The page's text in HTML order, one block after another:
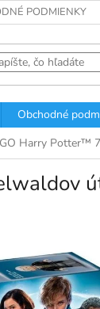
PODMIENKY
Obchodné
Harry Potter™